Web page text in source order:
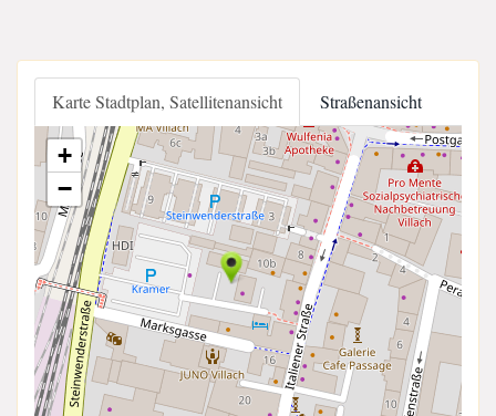
Karte Stadtplan, Satellitenansicht Straßenansicht
+
−